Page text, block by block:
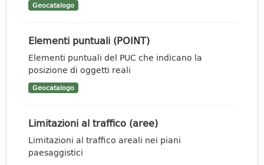
Geocatalogo
Elementi puntuali (POINT)
Elementi puntuali del PUC che indicano la
posizione di oggetti reali
Geocatalogo
Limitazioni al traffico (aree)
Limitazioni al traffico areali nei piani
paesaggistici